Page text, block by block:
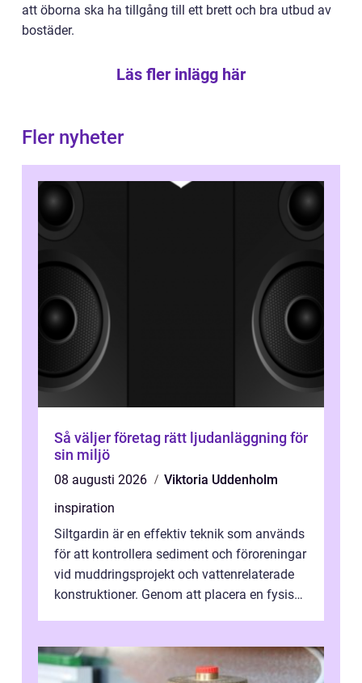
att öborna ska ha tillgång till ett brett och bra utbud av
bostäder.
Läs fler inlägg här
Fler nyheter
Så väljer företag rätt ljudanläggning för
sin miljö
08 augusti 2026
Viktoria Uddenholm
inspiration
Siltgardin är en effektiv teknik som används
för att kontrollera sediment och föroreningar
vid muddringsprojekt och vattenrelaterade
konstruktioner. Genom att placera en fysisk